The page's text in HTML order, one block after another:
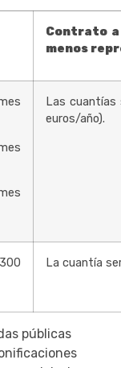
Contrato
menos
Las cuantías
euros/año).
La cuantía
públicas